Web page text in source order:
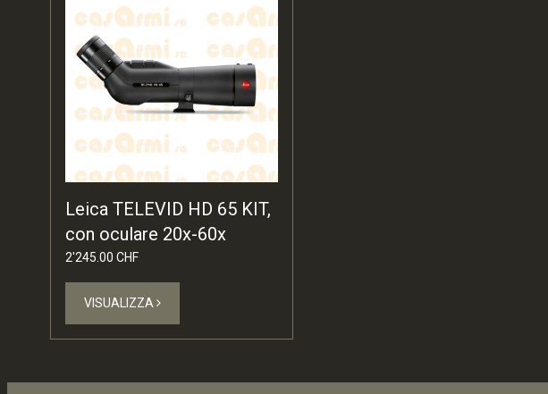
Leica TELEVID HD 65 KIT,
con oculare 20x-60x
2'245.00 CHF
VISUALIZZA